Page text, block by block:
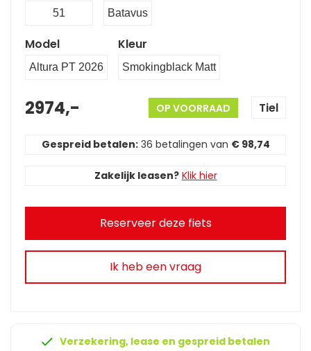
51 Batavus
Model
Altura PT 2026
Kleur
Smokingblack Matt
2974,- OP VOORRAAD Tiel
Gespreid betalen:36 betalingen van € 98,74
Zakelijk leasen? Klik hier
Reserveer deze fiets
Ik heb een vraag
Verzekering, lease en gespreid betalen